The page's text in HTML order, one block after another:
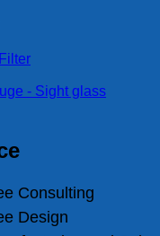
- Sight glass
Consulting
Design